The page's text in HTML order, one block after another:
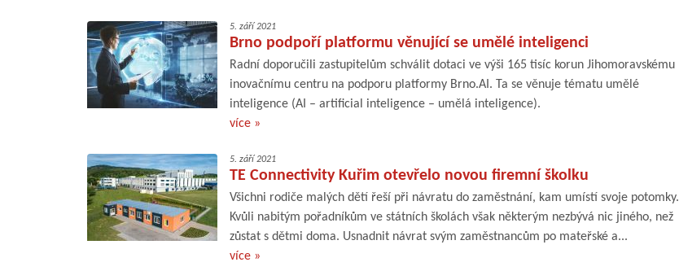
5. září 2021
Brno podpoří platformu věnující se umělé inteligenci
Radní doporučili zastupitelům schválit dotaci ve výši 165 tisíc korun Jihomoravskému
inovačnímu centru na podporu platformy Brno.AI. Ta se věnuje tématu umělé
inteligence (AI – artificial inteligence – umělá inteligence).
více »
5. září 2021
TE Connectivity Kuřim otevřelo novou firemní školku
Všichni rodiče malých dětí řeší při návratu do zaměstnání, kam umístí svoje potomky.
Kvůli nabitým pořadníkům ve státních školách však některým nezbývá nic jiného, než
zůstat s dětmi doma. Usnadnit návrat svým zaměstnancům po mateřské a...
více »